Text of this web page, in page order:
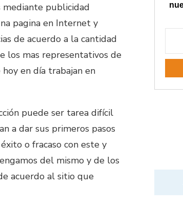
mediante publicidad
pagina en Internet y
de acuerdo a la cantidad
los mas representativos de
en día trabajan en
puede ser tarea difícil
a dar sus primeros pasos
o fracaso con este y
del mismo y de los
acuerdo al sitio que